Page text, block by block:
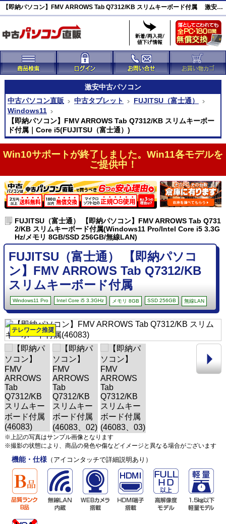
【即納パソコン】FMV ARROWS Tab Q7312/KB スリムキーボード付属 激安(46083)
激安中古パソコン
中古パソコン直販
中古タブレット
FUJITSU（富士通）
Windows11
【即納パソコン】FMV ARROWS Tab Q7312/KB スリムキーボー
ド付属｜Core i5(FUJITSU（富士通）)
Win10サポートが終了しました。Win11各モデルを
ご提供中！
FUJITSU（富士通） 【即納パソコン】FMV ARROWS Tab Q731
2/KB スリムキーボード付属(Windows11 Pro/Intel Core i5 3.3G
Hz/メモリ 8GB/SSD 256GB/無線LAN)
FUJITSU（富士通） 【即納パソコ
ン】FMV ARROWS Tab Q7312/KB
スリムキーボード付属
Windows11 Pro Intel Core i5 3.3GHz メモリ 8GB SSD 256GB 無線LAN
テレワーク推奨
※上記の写真はサンプル画像となります
※撮影の状態により、商品の発色や傷などイメージと異なる場合がございます
機能・仕様（アイコンタッチで詳細説明あり）